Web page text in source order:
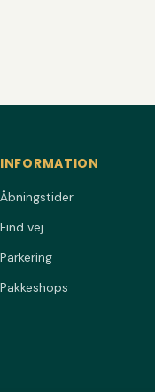
INFORMATION
Åbningstider
Find vej
Parkering
Pakkeshops